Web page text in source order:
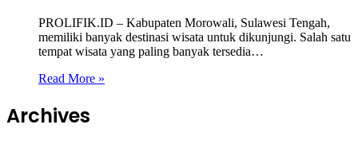
PROLIFIK.ID – Kabupaten Morowali, Sulawesi Tengah,
memiliki banyak destinasi wisata untuk dikunjungi. Salah satu
tempat wisata yang paling banyak tersedia…
Read More »
Archives